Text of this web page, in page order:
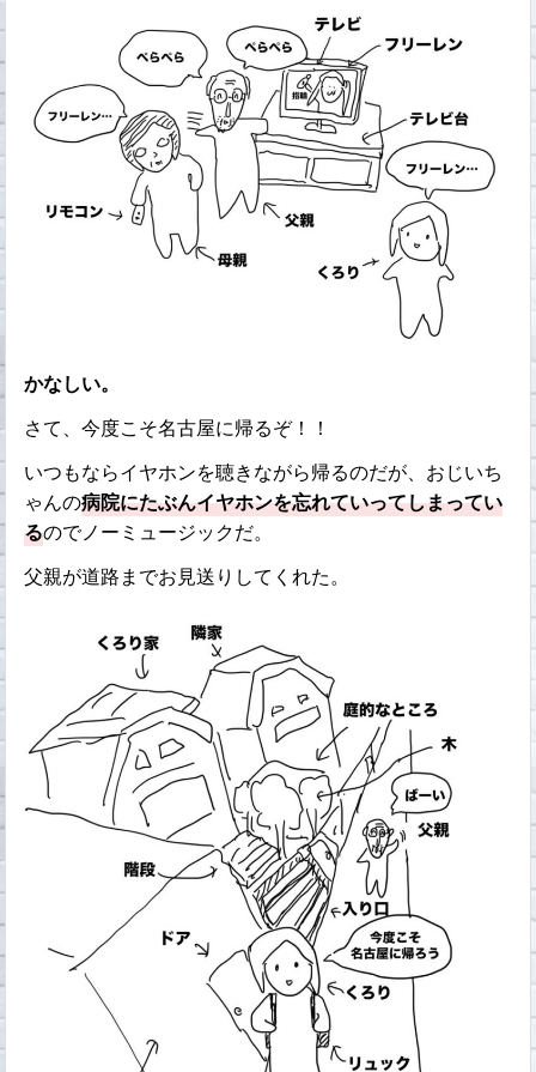
かなしい。
さて、今度こそ名古屋に帰るぞ！！
いつもならイヤホンを聴きながら帰るのだが、おじいち
ゃんの病院にたぶんイヤホンを忘れていってしまってい
るのでノーミュージックだ。
父親が道路までお見送りしてくれた。